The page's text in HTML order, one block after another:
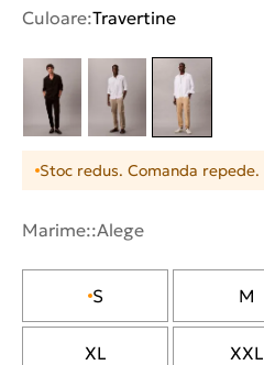
Culoare:Travertine
Stoc redus. Comanda repede.
Marime::Alege
S M
XL XXL